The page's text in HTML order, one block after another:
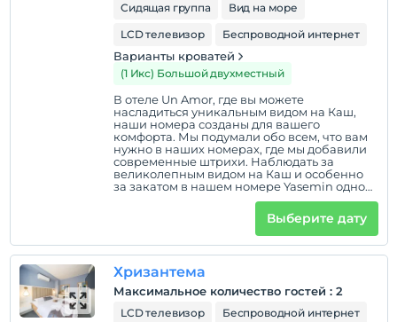
Сидящая группа
Вид на море
LCD телевизор
Беспроводной интернет
Варианты кроватей
(1 Икс) Большой двухместный
В отеле Un Amor, где вы можете
насладиться уникальным видом на Каш,
наши номера созданы для вашего
комфорта. Мы подумали обо всем, что вам
нужно в наших номерах, где мы добавили
современные штрихи. Наблюдать за
великолепным видом на Каш и особенно
за закатом в нашем номере Yasemin одно
море из нашего номера Yasemin,
расположенного на первом этаже.
Выберите дату
Хризантема
Максимальное количество гостей : 2
LCD телевизор Беспроводной интернет